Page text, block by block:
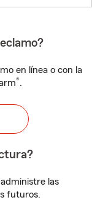
en línea o con la
®.
las
futuros.